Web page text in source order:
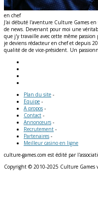
en chef
J'ai débuté l'aventure Culture Games
de news. Devenant pour moi une
que j'y travaille avec cette même
je deviens rédacteur en chef et depuis
qualité de de vice-président. Un
Plan du site -
Equipe -
A propos -
Contact -
Annonceurs -
Recrutement -
Partenaires -
Meilleur casino en ligne
culture-games.com est édité par
Copyright © 2010-2025 Culture Games